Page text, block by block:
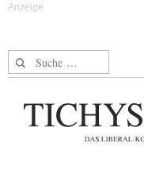
Suche nach: